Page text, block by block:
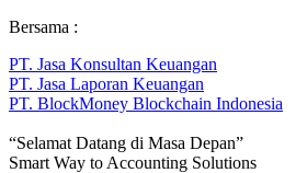
Bersama :
PT. Jasa Konsultan Keuangan
PT. Jasa Laporan Keuangan
PT. BlockMoney Blockchain Indonesia
“Selamat Datang di Masa Depan”
Smart Way to Accounting Solutions